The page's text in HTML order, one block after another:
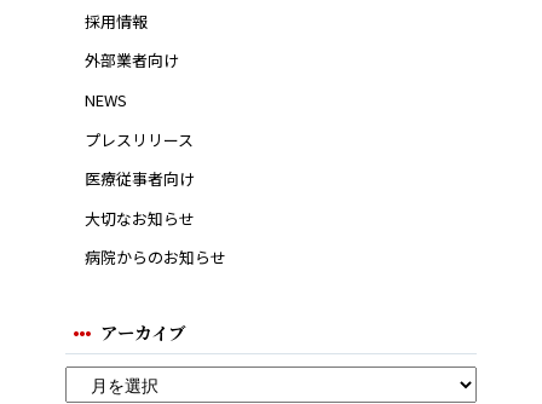
採用情報
外部業者向け
NEWS
プレスリリース
医療従事者向け
大切なお知らせ
病院からのお知らせ
アーカイブ